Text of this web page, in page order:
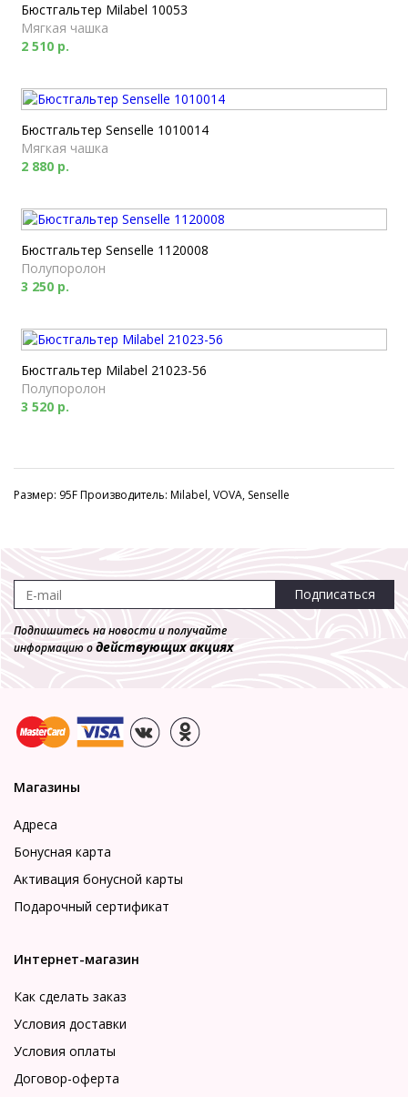
Бюстгальтер Milabel 10053
Мягкая чашка
2 510 р.
Бюстгальтер Senselle 1010014
Мягкая чашка
2 880 р.
Бюстгальтер Senselle 1120008
Полупоролон
3 250 р.
Бюстгальтер Milabel 21023-56
Полупоролон
3 520 р.
Размер: 95F Производитель: Milabel, VOVA, Senselle
Подписаться
Подпишитесь на новости и получайте
информацию одействующих акциях
Магазины
Адреса
Бонусная карта
Активация бонусной карты
Подарочный сертификат
Интернет-магазин
Как сделать заказ
Условия доставки
Условия оплаты
Договор-оферта